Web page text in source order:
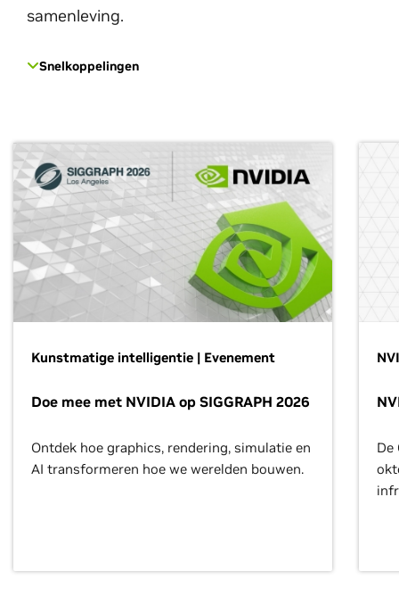
samenleving.
Snelkoppelingen
Kunstmatige intelligentie | Evenement
Doe mee met NVIDIA op SIGGRAPH 2026
Ontdek hoe graphics, rendering, simulatie en
AI transformeren hoe we werelden bouwen.
De